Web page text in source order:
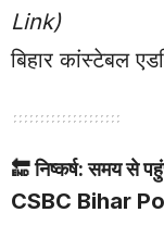
Link)
बिहार कांस्टेबल
🔚निष्कर्ष: समय से
CSBC Bihar